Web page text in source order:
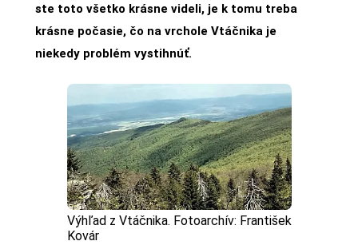
ste toto všetko krásne videli, je k tomu treba
krásne počasie, čo na vrchole Vtáčnika je
niekedy problém vystihnúť.
Výhľad z Vtáčnika. Fotoarchív: František
Kovár